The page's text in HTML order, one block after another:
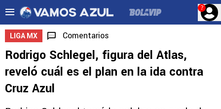
?
LIGA MX Comentarios
Rodrigo Schlegel, figura del Atlas,
reveló cuál es el plan en la ida contra
Cruz Azul